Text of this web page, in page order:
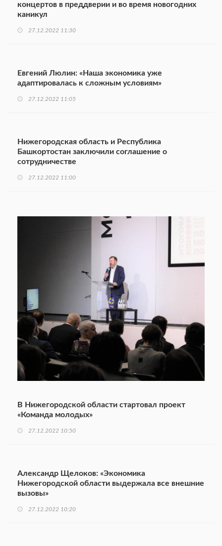
концертов в преддверии и во время новогодних
каникул
27.12.2022 11:30
Евгений Люлин: «Наша экономика уже
адаптировалась к сложным условиям»
27.12.2022 11:05
Нижегородская область и Республика
Башкортостан заключили соглашение о
сотрудничестве
27.12.2022 11:00
В Нижегородской области стартовал проект
«Команда молодых»
27.12.2022 10:50
Александр Щелоков: «Экономика
Нижегородской области выдержала все внешние
вызовы»
27.12.2022 10:20